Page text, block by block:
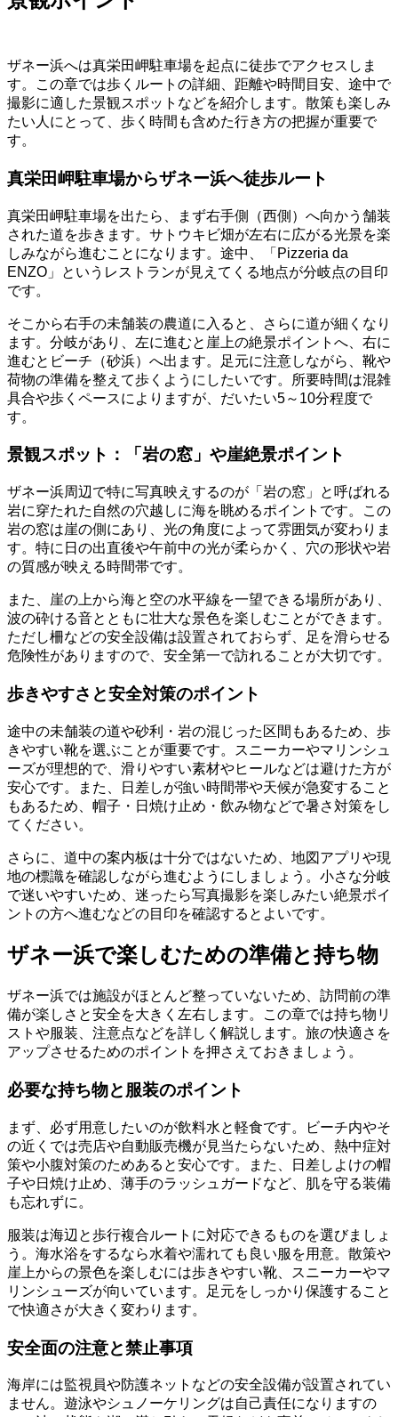
ザネー浜へは真栄田岬駐車場を起点に徒歩でアクセスしま
す。この章では歩くルートの詳細、距離や時間目安、途中で
撮影に適した景観スポットなどを紹介します。散策も楽しみ
たい人にとって、歩く時間も含めた行き方の把握が重要で
す。
真栄田岬駐車場からザネー浜へ徒歩ルート
真栄田岬駐車場を出たら、まず右手側（西側）へ向かう舗装
された道を歩きます。サトウキビ畑が左右に広がる光景を楽
しみながら進むことになります。途中、「Pizzeria da
ENZO」というレストランが見えてくる地点が分岐点の目印
です。
そこから右手の未舗装の農道に入ると、さらに道が細くなり
ます。分岐があり、左に進むと崖上の絶景ポイントへ、右に
進むとビーチ（砂浜）へ出ます。足元に注意しながら、靴や
荷物の準備を整えて歩くようにしたいです。所要時間は混雑
具合や歩くペースによりますが、だいたい5～10分程度で
す。
景観スポット：「岩の窓」や崖絶景ポイント
ザネー浜周辺で特に写真映えするのが「岩の窓」と呼ばれる
岩に穿たれた自然の穴越しに海を眺めるポイントです。この
岩の窓は崖の側にあり、光の角度によって雰囲気が変わりま
す。特に日の出直後や午前中の光が柔らかく、穴の形状や岩
の質感が映える時間帯です。
また、崖の上から海と空の水平線を一望できる場所があり、
波の砕ける音とともに壮大な景色を楽しむことができます。
ただし柵などの安全設備は設置されておらず、足を滑らせる
危険性がありますので、安全第一で訪れることが大切です。
歩きやすさと安全対策のポイント
途中の未舗装の道や砂利・岩の混じった区間もあるため、歩
きやすい靴を選ぶことが重要です。スニーカーやマリンシュ
ーズが理想的で、滑りやすい素材やヒールなどは避けた方が
安心です。また、日差しが強い時間帯や天候が急変すること
もあるため、帽子・日焼け止め・飲み物などで暑さ対策をし
てください。
さらに、道中の案内板は十分ではないため、地図アプリや現
地の標識を確認しながら進むようにしましょう。小さな分岐
で迷いやすいため、迷ったら写真撮影を楽しみたい絶景ポイ
ントの方へ進むなどの目印を確認するとよいです。
ザネー浜で楽しむための準備と持ち物
ザネー浜では施設がほとんど整っていないため、訪問前の準
備が楽しさと安全を大きく左右します。この章では持ち物リ
ストや服装、注意点などを詳しく解説します。旅の快適さを
アップさせるためのポイントを押さえておきましょう。
必要な持ち物と服装のポイント
まず、必ず用意したいのが飲料水と軽食です。ビーチ内やそ
の近くでは売店や自動販売機が見当たらないため、熱中症対
策や小腹対策のためあると安心です。また、日差しよけの帽
子や日焼け止め、薄手のラッシュガードなど、肌を守る装備
も忘れずに。
服装は海辺と歩行複合ルートに対応できるものを選びましょ
う。海水浴をするなら水着や濡れても良い服を用意。散策や
崖上からの景色を楽しむには歩きやすい靴、スニーカーやマ
リンシューズが向いています。足元をしっかり保護すること
で快適さが大きく変わります。
安全面の注意と禁止事項
海岸には監視員や防護ネットなどの安全設備が設置されてい
ません。遊泳やシュノーケリングは自己責任になりますの